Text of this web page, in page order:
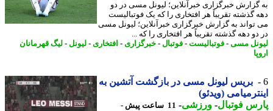
خبرگزاری خبرآنلاین؛ لیونل مسی در دو
گذشته تقریباً هر افتخاری را که یک فوتبالیست
به گزارش خبرگزاری خبرآنلاین؛ لیونل مسی
دهه گذشته تقریباً هر افتخاری را که ...
مسی-فوتبالیست-فوتبال-خبرگزاری - افتخاری- لیونل-لیگ قهرمانان
بریس لیونل مسی در بازگشت آتشین به
(ویدئو)
فوتبال-ورزشی-
11 ساعت پیش -